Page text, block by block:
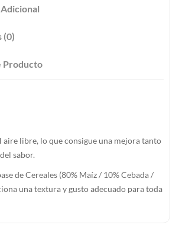
(0)
Producto
aire libre, lo que consigue una mejora tanto
sabor.
de Cereales (80% Maíz / 10% Cebada /
una textura y gusto adecuado para toda